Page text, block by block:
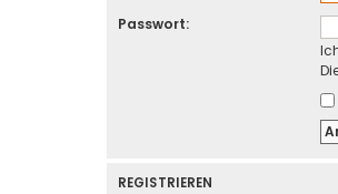
Passwort:
REGISTRIEREN